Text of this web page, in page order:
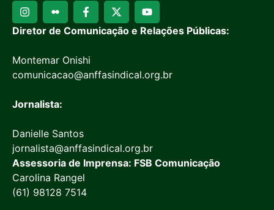
Diretor de Comunicação e Relações Públicas:
Montemar Onishi
comunicacao@anffasindical.org.br
Jornalista:
Danielle Santos
jornalista@anffasindical.org.br
Assessoria de Imprensa: FSB Comunicação
Carolina Rangel
(61) 98128 7514